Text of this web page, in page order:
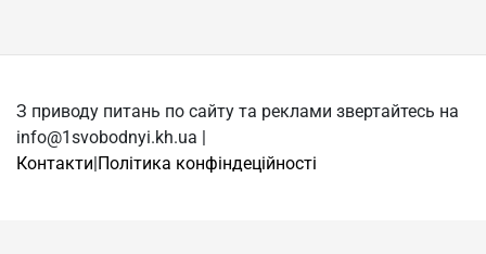
З приводу питань по сайту та реклами звертайтесь на
info@1svobodnyi.kh.ua |
Контакти|Політика конфіндеційності